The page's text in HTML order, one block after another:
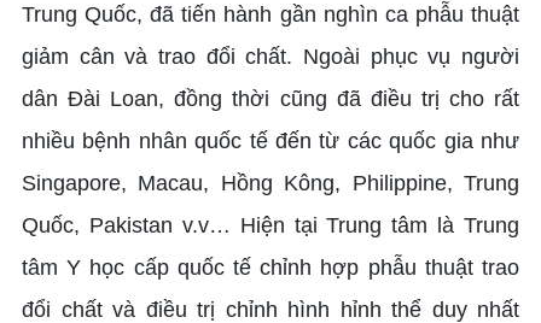
Trung Quốc, đã tiến hành gần nghìn ca phẫu thuật
giảm cân và trao đổi chất. Ngoài phục vụ người
dân Đài Loan, đồng thời cũng đã điều trị cho rất
nhiều bệnh nhân quốc tế đến từ các quốc gia như
Singapore, Macau, Hồng Kông, Philippine, Trung
Quốc, Pakistan v.v… Hiện tại Trung tâm là Trung
tâm Y học cấp quốc tế chỉnh hợp phẫu thuật trao
đổi chất và điều trị chỉnh hình hỉnh thể duy nhất